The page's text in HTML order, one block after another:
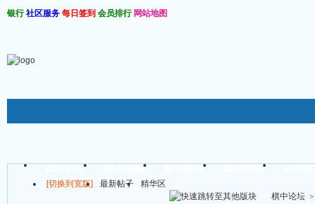
银行 社区服务 每日签到 会员排行 网站地图
棋中论坛 棋中秘籍 网页象棋 象棋残局
[切换到宽版] 最新帖子
精华区
棋中论坛 >